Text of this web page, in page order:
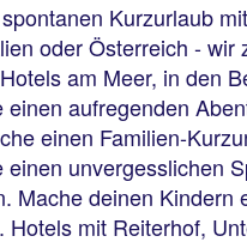
Kurzurlaub
oder Österreich - wir
am Meer, in den
einen aufregenden
einen Familien-
einen unvergesslichen
Mache deinen Kindern
Hotels mit Reiterhof,